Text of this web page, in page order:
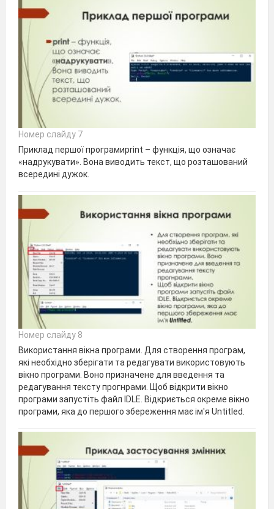
Номер слайду 7
Приклад першої програмиprint – функція, що означає
«надрукувати». Вона виводить текст, що розташований
всередині дужок.
Номер слайду 8
Використання вікна програми. Для створення програм,
які необхідно зберігати та редагувати використовують
вікно програми. Воно призначене для введення та
редагування тексту прогнрами. Щоб відкрити вікно
програми запустіть файл IDLE. Відкриється окреме вікно
програми, яка до першого збереження має ім'я Untitled.